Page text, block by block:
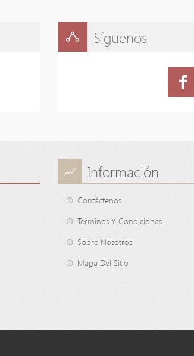
Síguenos
Información
Contáctenos
Términos Y Condiciones
Sobre Nosotros
Mapa Del Sitio